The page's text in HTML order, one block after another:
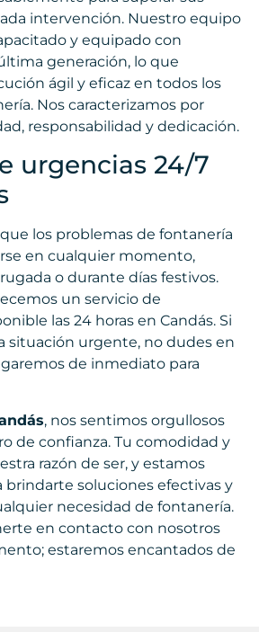
intervención. Nuestro equipo
y equipado con
generación, lo que
ágil y eficaz en todos los
Nos caracterizamos por
responsabilidad y dedicación.
urgencias 24/7
los problemas de fontanería
en cualquier momento,
o durante días festivos.
un servicio de
las 24 horas en Candás. Si
situación urgente, no dudes en
de inmediato para
, nos sentimos orgullosos
de confianza. Tu comodidad y
razón de ser, y estamos
soluciones efectivas y
necesidad de fontanería.
en contacto con nosotros
estaremos encantados de